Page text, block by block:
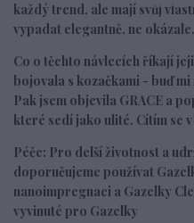
každý trend, ale mají svůj
vypadat elegantně, ne okázale.
Co o těchto návlecích říkají
bojovala s kozačkami - buď
Pak jsem objevila GRACE a
které sedí jako ulité. Cítím se
Péče: Pro delší životnost a
doporučujeme používat
nanoimpregnaci a Gazelky
vyvinuté pro Gazelky